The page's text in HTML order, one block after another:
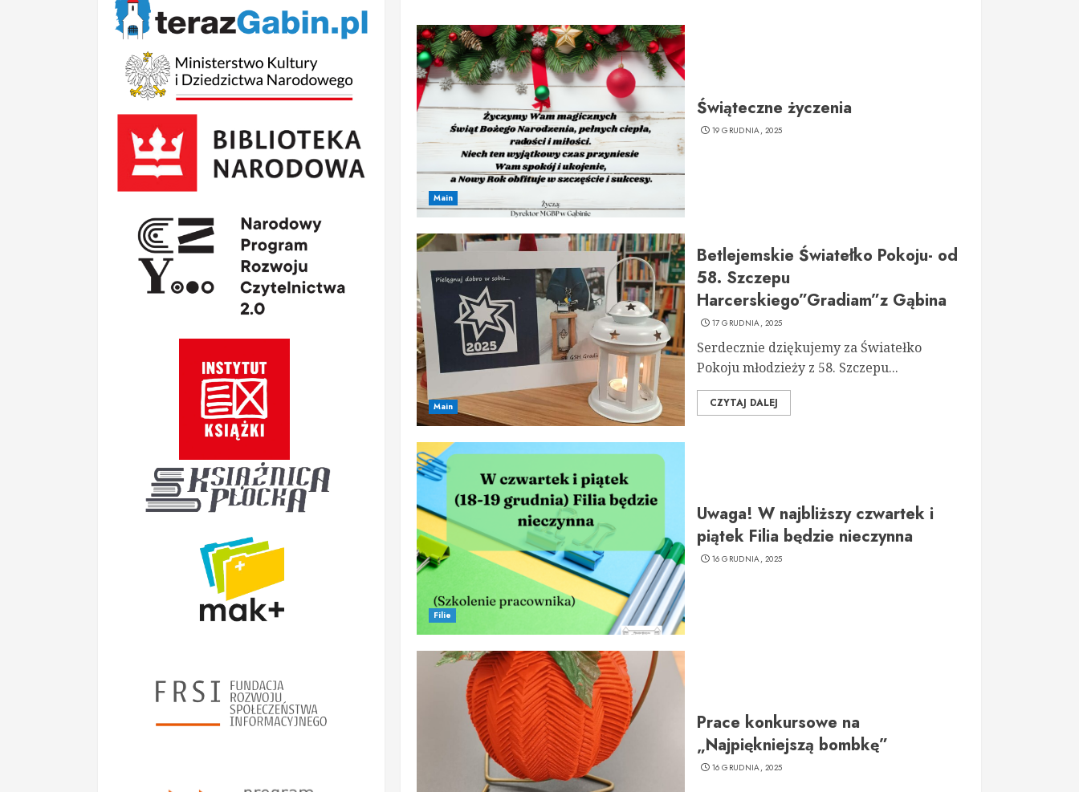
Main
Świąteczne życzenia
19 GRUDNIA, 2025
Main
Betlejemskie Światełko Pokoju- od
58. Szczepu
Harcerskiego”Gradiam”z Gąbina
17 GRUDNIA, 2025
Serdecznie dziękujemy za Światełko
Pokoju młodzieży z 58. Szczepu...
CZYTAJ DALEJ
Filie
Uwaga! W najbliższy czwartek i
piątek Filia będzie nieczynna
16 GRUDNIA, 2025
Prace konkursowe na
„Najpiękniejszą bombkę”
16 GRUDNIA, 2025